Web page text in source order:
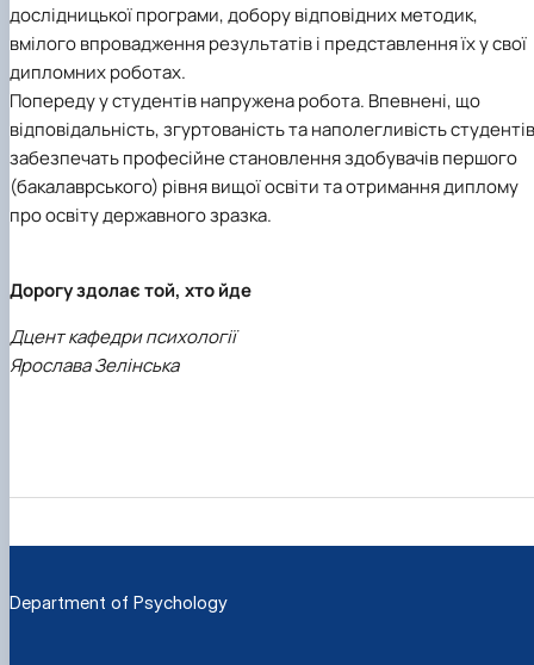
дослідницької програми, добору відповідних методик,
вмілого впровадження результатів і представлення їх у свої
дипломних роботах.
Попереду у студентів напружена робота. Впевнені, що
відповідальність, згуртованість та наполегливість студентів
забезпечать професійне становлення здобувачів першого
(бакалаврського) рівня вищої освіти та отримання диплому
про освіту державного зразка.
Дорогу здолає той, хто йде
Дцент кафедри психології
Ярослава Зелінська
Department of Psychology